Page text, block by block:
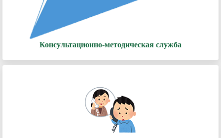
Консультационно-методическая служба